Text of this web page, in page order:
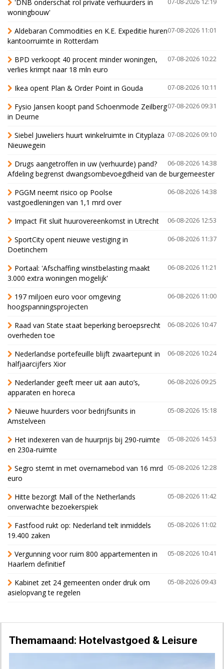
07-08-2026 12:19
'DNB onderschat rol private verhuurders in
woningbouw'
07-08-2026 11:01
Aldebaran Commodities en K.E. Expeditie huren
kantoorruimte in Rotterdam
07-08-2026 10:22
BPD verkoopt 40 procent minder woningen,
verlies krimpt naar 18 mln euro
07-08-2026 10:11
Ikea opent Plan & Order Point in Gouda
07-08-2026 09:31
Fysio Jansen koopt pand Schoenmode Zeilberg
in Deurne
07-08-2026 09:10
Siebel Juweliers huurt winkelruimte in Cityplaza
Nieuwegein
06-08-2026 14:38
Drugs aangetroffen in uw (verhuurde) pand?
Afdeling begrenst dwangsombevoegdheid van de burgemeester
06-08-2026 14:38
PGGM neemt risico op Poolse
vastgoedleningen van 1,1 mrd over
06-08-2026 12:53
Impact Fit sluit huurovereenkomst in Utrecht
06-08-2026 11:37
SportCity opent nieuwe vestiging in
Doetinchem
06-08-2026 11:21
Portaal: 'Afschaffing winstbelasting maakt
3.000 extra woningen mogelijk'
06-08-2026 11:00
197 miljoen euro voor omgeving
hoogspanningsprojecten
06-08-2026 10:47
Raad van State staat beperking beroepsrecht
overheden toe
06-08-2026 10:24
Nederlandse portefeuille blijft zwaartepunt in
halfjaarcijfers Xior
06-08-2026 09:25
Nederlander geeft meer uit aan auto’s,
apparaten en horeca
05-08-2026 15:18
Nieuwe huurders voor bedrijfsunits in
Amstelveen
05-08-2026 14:53
Het indexeren van de huurprijs bij 290-ruimte
en 230a-ruimte
05-08-2026 12:28
Segro stemt in met overnamebod van 16 mrd
euro
05-08-2026 11:42
Hitte bezorgt Mall of the Netherlands
onverwachte bezoekerspiek
05-08-2026 11:02
Fastfood rukt op: Nederland telt inmiddels
19.400 zaken
05-08-2026 10:41
Vergunning voor ruim 800 appartementen in
Haarlem definitief
05-08-2026 09:43
Kabinet zet 24 gemeenten onder druk om
asielopvang te regelen
Themamaand: Hotelvastgoed & Leisure